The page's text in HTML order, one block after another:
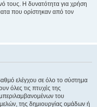
τους. Η δυνατότητα για χρήση
που ορίστηκαν από τον
ελέγχου σε όλο το σύστημα
όλες τις πτυχές της
του
της δημιουργίας ομάδων ή